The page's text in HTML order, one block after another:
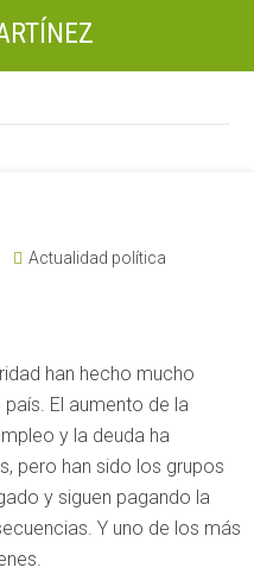
Actualidad política
han hecho mucho
El aumento de la
y la deuda ha
pero han sido los grupos
y siguen pagando la
Y uno de los más